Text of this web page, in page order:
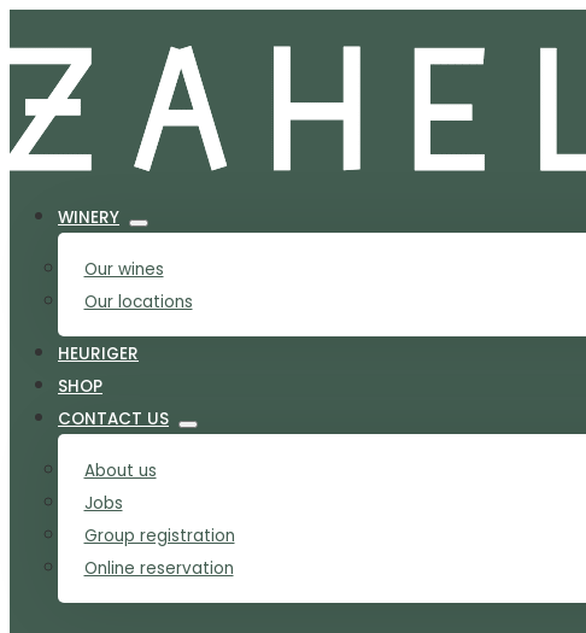
WINERY
Our wines
Our locations
HEURIGER
SHOP
CONTACT US
About us
Jobs
Group registration
Online reservation